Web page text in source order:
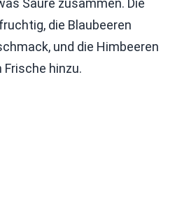
Säure zusammen. Die
die Blaubeeren
und die Himbeeren
hinzu.